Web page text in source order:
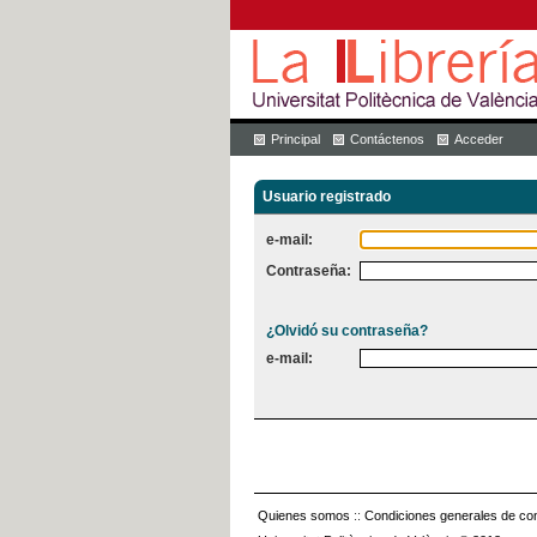
Principal Contáctenos Acceder
Usuario registrado
e-mail:
Contraseña:
¿Olvidó su contraseña?
e-mail:
Quienes somos :: Condiciones generales de